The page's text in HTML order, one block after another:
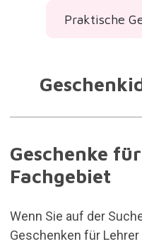
Praktische
Geschenke
Fachgebiet
Wenn Sie auf der
Geschenken für